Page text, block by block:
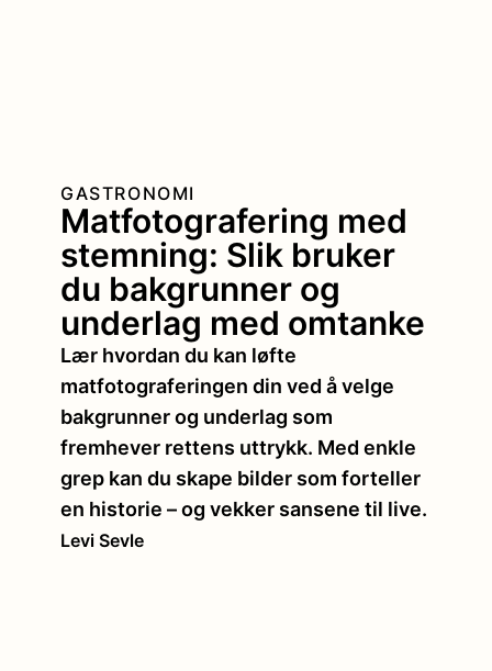
Matfotografering med
stemning: Slik bruker
du bakgrunner og
underlag med omtanke
GASTRONOMI
Lær hvordan du kan løfte
matfotograferingen din ved å velge
bakgrunner og underlag som
fremhever rettens uttrykk. Med enkle
grep kan du skape bilder som forteller
en historie – og vekker sansene til live.
Levi Sevle